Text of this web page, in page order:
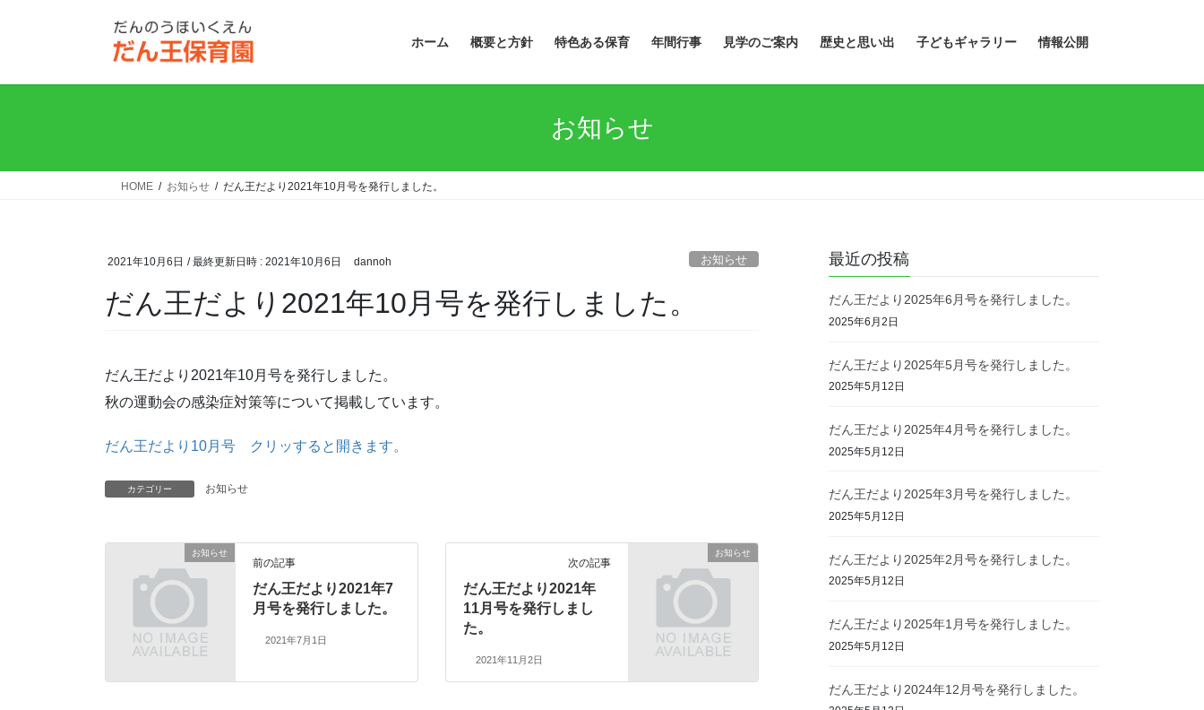
ホーム 概要と方針 特色ある保育 年間行事 見学のご案内 歴史と思い出 子どもギャラリー 情報公開
お知らせ
HOME お知らせ だん王だより2021年10月号を発行しました。
2021年10月6日 / 最終更新日時 : 2021年10月6日 dannoh お知らせ
だん王だより2021年10月号を発行しました。
だん王だより2021年10月号を発行しました。
秋の運動会の感染症対策等について掲載しています。
だん王だより10月号 クリッすると開きます。
カテゴリー お知らせ
お知らせ
前の記事
だん王だより2021年7
月号を発行しました。
2021年7月1日
お知らせ
次の記事
だん王だより2021年
11月号を発行しまし
た。
2021年11月2日
最近の投稿
だん王だより2025年6月号を発行しました。
2025年6月2日
だん王だより2025年5月号を発行しました。
2025年5月12日
だん王だより2025年4月号を発行しました。
2025年5月12日
だん王だより2025年3月号を発行しました。
2025年5月12日
だん王だより2025年2月号を発行しました。
2025年5月12日
だん王だより2025年1月号を発行しました。
2025年5月12日
だん王だより2024年12月号を発行しました。